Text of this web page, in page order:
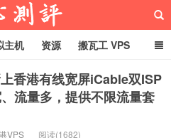
主机 资源 搬瓦工 VPS
趣闻 域名
香港有线宽屏iCable双ISP
流量多，提供不限流量套
VPS 阅读(1682)